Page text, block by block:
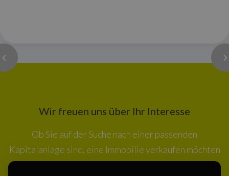
Wir freuen uns über Ihr Interesse
Ob Sie auf der Suche nach einer passenden
Kapitalanlage sind, eine Immobilie verkaufen möchten
oder einfach mehr über unsere Projekte erfahren